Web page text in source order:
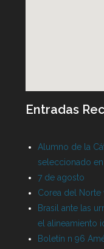
Entradas
Alumno de la
seleccionado
7 de agosto
Corea del
Brasil ante las
el alineamiento
Boletín n 96